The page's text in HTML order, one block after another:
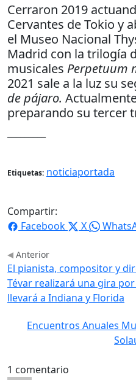
Cerraron 2019
Cervantes de Tokio y
el Museo Nacional
Madrid con la trilogía
musicales Perpetuum
2021 sale a la luz su
de pájaro.
preparando su tercer
Etiquetas: noticiaportada
Compartir:
Facebook
X
Anterior
El pianista, compositor y
Tévar realizará una gira
llevará a Indiana y Florida
Encuentros Anuales
1 comentario